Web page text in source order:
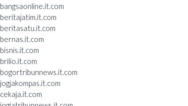
bangsaonline.it.com
beritajatim.it.com
beritasatu.it.com
bernas.it.com
bisnis.it.com
brilio.it.com
bogortribunnews.it.com
jogjakompas.it.com
cekaja.it.com